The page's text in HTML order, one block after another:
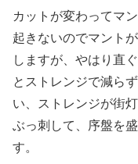
カットが変わってマ
起きないのでマント
しますが、やはり直
とストレンジで減ら
い、ストレンジが街
ぶっ刺して、序盤を
す。